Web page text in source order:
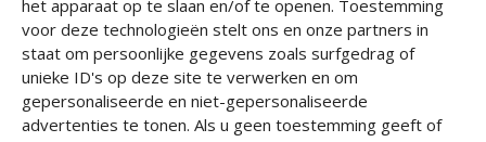
het apparaat op te slaan en/of te openen. Toestemming
voor deze technologieën stelt ons en onze partners in
staat om persoonlijke gegevens zoals surfgedrag of
unieke ID's op deze site te verwerken en om
gepersonaliseerde en niet-gepersonaliseerde
advertenties te tonen. Als u geen toestemming geeft of
Over dit product
Materiaal & Onderhoud
Maat & Pasvorm